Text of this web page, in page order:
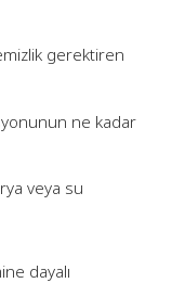
gerektiren
ne kadar
veya su
dayalı